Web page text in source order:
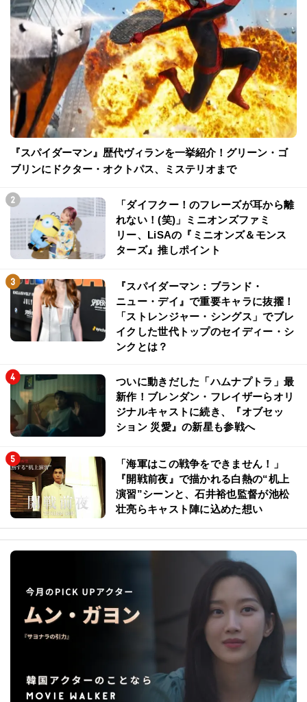
『スパイダーマン』歴代ヴィランを一挙紹介！グリーン・ゴ
ブリンにドクター・オクトパス、ミステリオまで
「ダイフクー！のフレーズが耳から離
れない！(笑)」ミニオンズファミ
リー、LiSAの『ミニオンズ＆モンス
ターズ』推しポイント
『スパイダーマン：ブランド・
ニュー・デイ』で重要キャラに抜擢！
「ストレンジャー・シングス」でブレ
イクした世代トップのセイディー・シ
ンクとは？
ついに動きだした「ハムナプトラ」最
新作！ブレンダン・フレイザーらオリ
ジナルキャストに続き、『オブセッ
ション 災愛』の新星も参戦へ
「海軍はこの戦争をできません！」
『開戦前夜』で描かれる白熱の“机上
演習”シーンと、石井裕也監督が池松
壮亮らキャスト陣に込めた想い